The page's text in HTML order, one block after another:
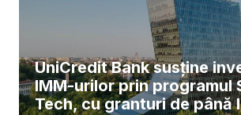
UniCredit Bank susține
IMM-urilor prin programul
Tech, cu granturi de până